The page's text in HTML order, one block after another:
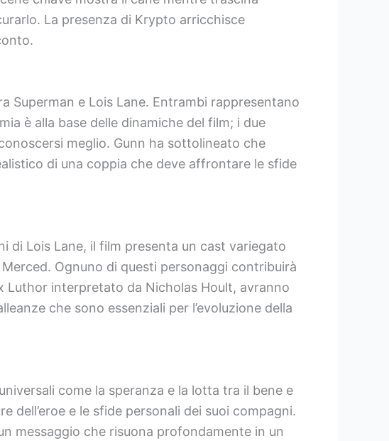
La presenza di Krypto arricchisce
Superman e Lois Lane. Entrambi rappresentano
è alla base delle dinamiche del film; i due
meglio. Gunn ha sottolineato che
di una coppia che deve affrontare le sfide
di Lois Lane, il film presenta un cast variegato
Ognuno di questi personaggi contribuirà
Luthor interpretato da Nicholas Hoult, avranno
che sono essenziali per l’evoluzione della
come la speranza e la lotta tra il bene e
dell’eroe e le sfide personali dei suoi compagni.
messaggio che risuona profondamente in un